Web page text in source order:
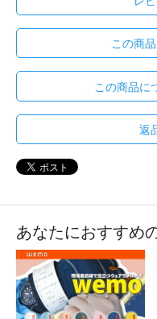
この商
この商品に
返
あなたにおすすめ